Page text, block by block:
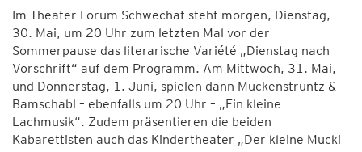
Im Theater Forum Schwechat steht morgen, Dienstag,
30. Mai, um 20 Uhr zum letzten Mal vor der
Sommerpause das literarische Variété „Dienstag nach
Vorschrift“ auf dem Programm. Am Mittwoch, 31. Mai,
und Donnerstag, 1. Juni, spielen dann Muckenstruntz &
Bamschabl – ebenfalls um 20 Uhr – „Ein kleine
Lachmusik“. Zudem präsentieren die beiden
Kabarettisten auch das Kindertheater „Der kleine Mucki